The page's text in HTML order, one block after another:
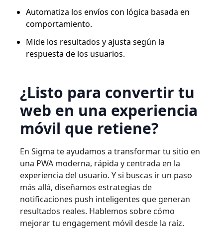
Automatiza los envíos con lógica basada en
comportamiento.
Mide los resultados y ajusta según la
respuesta de los usuarios.
¿Listo para convertir tu
web en una experiencia
móvil que retiene?
En Sigma te ayudamos a transformar tu sitio en
una PWA moderna, rápida y centrada en la
experiencia del usuario. Y si buscas ir un paso
más allá, diseñamos estrategias de
notificaciones push inteligentes que generan
resultados reales. Hablemos sobre cómo
mejorar tu engagement móvil desde la raíz.